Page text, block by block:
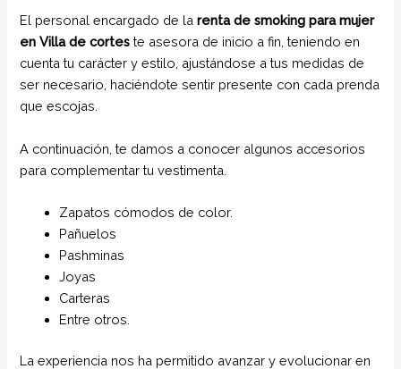
El personal encargado de la renta de smoking para mujer
en Villa de cortes te asesora de inicio a fin, teniendo en
cuenta tu carácter y estilo, ajustándose a tus medidas de
ser necesario, haciéndote sentir presente con cada prenda
que escojas.
A continuación, te damos a conocer algunos accesorios
para complementar tu vestimenta.
Zapatos cómodos de color.
Pañuelos
Pashminas
Joyas
Carteras
Entre otros.
La experiencia nos ha permitido avanzar y evolucionar en